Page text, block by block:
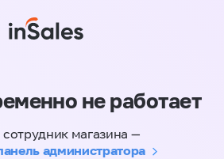
не работает
магазина —
администратора